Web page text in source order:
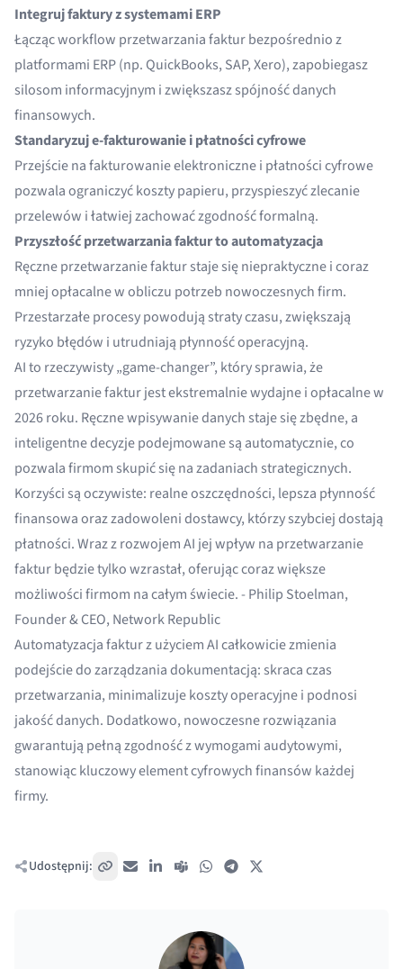
Integruj faktury z systemami ERP
Łącząc workflow przetwarzania faktur bezpośrednio z
platformami ERP (np. QuickBooks, SAP, Xero), zapobiegasz
silosom informacyjnym i zwiększasz spójność danych
finansowych.
Standaryzuj e-fakturowanie i płatności cyfrowe
Przejście na fakturowanie elektroniczne i płatności cyfrowe
pozwala ograniczyć koszty papieru, przyspieszyć zlecanie
przelewów i łatwiej zachować zgodność formalną.
Przyszłość przetwarzania faktur to automatyzacja
Ręczne przetwarzanie faktur staje się niepraktyczne i coraz
mniej opłacalne w obliczu potrzeb nowoczesnych firm.
Przestarzałe procesy powodują straty czasu, zwiększają
ryzyko błędów i utrudniają płynność operacyjną.
AI to rzeczywisty „game-changer”, który sprawia, że
przetwarzanie faktur jest ekstremalnie wydajne i opłacalne w
2026 roku. Ręczne wpisywanie danych staje się zbędne, a
inteligentne decyzje podejmowane są automatycznie, co
pozwala firmom skupić się na zadaniach strategicznych.
Korzyści są oczywiste: realne oszczędności, lepsza płynność
finansowa oraz zadowoleni dostawcy, którzy szybciej dostają
płatności. Wraz z rozwojem AI jej wpływ na przetwarzanie
faktur będzie tylko wzrastał, oferując coraz większe
możliwości firmom na całym świecie. - Philip Stoelman,
Founder & CEO, Network Republic
Automatyzacja faktur z użyciem AI całkowicie zmienia
podejście do zarządzania dokumentacją: skraca czas
przetwarzania, minimalizuje koszty operacyjne i podnosi
jakość danych. Dodatkowo, nowoczesne rozwiązania
gwarantują pełną zgodność z wymogami audytowymi,
stanowiąc kluczowy element cyfrowych finansów każdej
firmy.
Udostępnij: Skopiuj link
E-mail LinkedIn
Teams WhatsAppTelegram